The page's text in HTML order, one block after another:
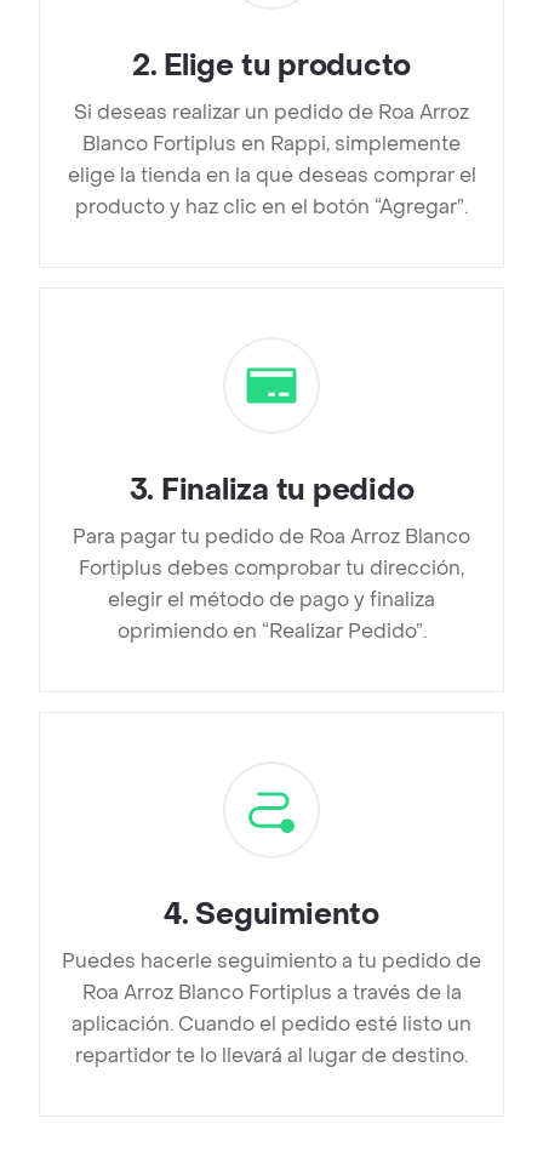
2. Elige tu producto
Si deseas realizar un pedido de Roa Arroz
Blanco Fortiplus en Rappi, simplemente
elige la tienda en la que deseas comprar el
producto y haz clic en el botón “Agregar”.
3. Finaliza tu pedido
Para pagar tu pedido de Roa Arroz Blanco
Fortiplus debes comprobar tu dirección,
elegir el método de pago y finaliza
oprimiendo en “Realizar Pedido”.
4. Seguimiento
Puedes hacerle seguimiento a tu pedido de
Roa Arroz Blanco Fortiplus a través de la
aplicación. Cuando el pedido esté listo un
repartidor te lo llevará al lugar de destino.